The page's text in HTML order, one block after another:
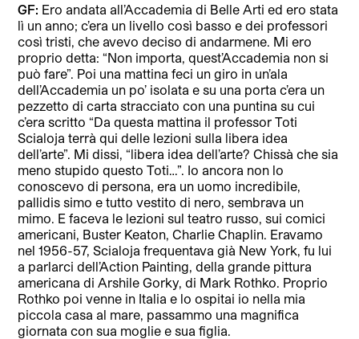
GF: Ero andata all’Accademia di Belle Arti ed ero stata
lì un anno; c’era un livello così basso e dei professori
così tristi, che avevo deciso di andarmene. Mi ero
proprio detta: “Non importa, quest’Accademia non si
può fare”. Poi una mattina feci un giro in un’ala
dell’Accademia un po’ isolata e su una porta c’era un
pezzetto di carta stracciato con una puntina su cui
c’era scritto “Da questa mattina il professor Toti
Scialoja terrà qui delle lezioni sulla libera idea
dell’arte”. Mi dissi, “libera idea dell’arte? Chissà che sia
meno stupido questo Toti…”. Io ancora non lo
conoscevo di persona, era un uomo incredibile,
pallidis simo e tutto vestito di nero, sembrava un
mimo. E faceva le lezioni sul teatro russo, sui comici
americani, Buster Keaton, Charlie Chaplin. Eravamo
nel 1956-57, Scialoja frequentava già New York, fu lui
a parlarci dell’Action Painting, della grande pittura
americana di Arshile Gorky, di Mark Rothko. Proprio
Rothko poi venne in Italia e lo ospitai io nella mia
piccola casa al mare, passammo una magnifica
giornata con sua moglie e sua figlia.